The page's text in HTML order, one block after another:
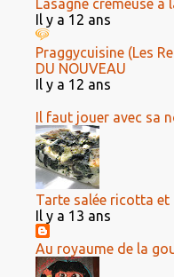
Lasagne crémeuse
Il y a 12 ans
Praggycuisine (Les
DU NOUVEAU
Il y a 12 ans
Il faut jouer avec sa
Tarte salée ricotta et
Il y a 13 ans
Au royaume de la